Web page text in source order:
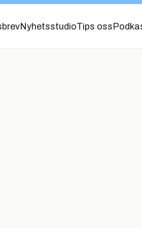
NyhetsstudioTips oss